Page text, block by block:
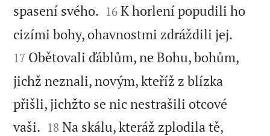
spasení svého. 

16 K horlení popudili ho
cizími bohy, ohavnostmi zdráždili jej.
17 Obětovali ďáblům, ne Bohu, bohům,
jichž neznali, novým, kteříž z blízka
přišli, jichžto se nic nestrašili otcové
vaši. 

18 Na skálu, kteráž zplodila tě,